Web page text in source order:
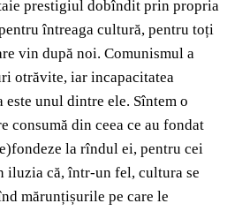
prestigiul dobîndit prin propria
întreaga cultură, pentru toți
vin după noi. Comunismul a
otrăvite, iar incapacitatea
este unul dintre ele. Sîntem o
consumă din ceea ce au fondat
la rîndul ei, pentru cei
iluzia că, într-un fel, cultura se
mărunțișurile pe care le